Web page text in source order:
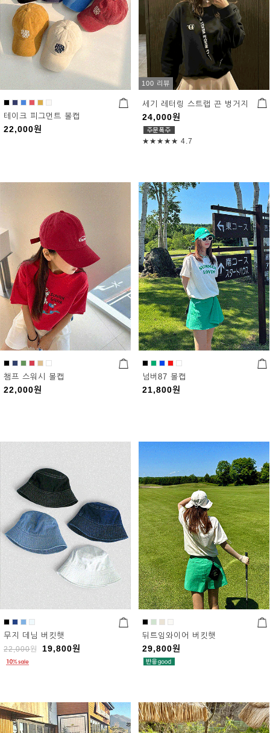
테이크 피그먼트 볼캡
22,000원
100 리뷰
세기 레터링 스트랩 끈 벙거지
24,000원
★★★★★ 4.7
챔프 스워시 볼캡
22,000원
넘버87 볼캡
21,800원
무지 데님 버킷햇
22,000원 19,800원
뒤트임와이어 버킷햇
29,800원